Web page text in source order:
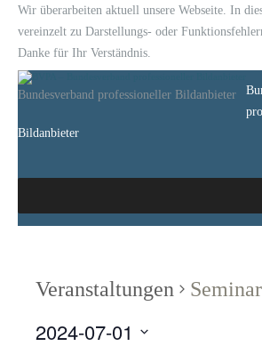
Wir überarbeiten aktuell unsere Webseite. In
vereinzelt zu Darstellungs- oder
Danke für Ihr Verständnis.
Bundesverband professioneller Bildanbieter
Bildanbieter
Veranstaltungen Seminar
2024-07-01